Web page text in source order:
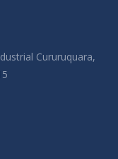
Cururuquara,